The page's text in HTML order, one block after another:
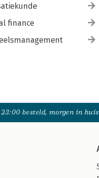
finance
besteld, morgen in huis